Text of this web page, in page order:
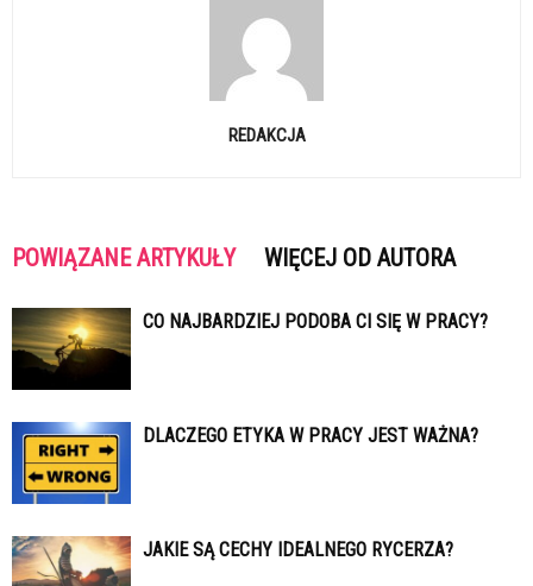
REDAKCJA
POWIĄZANE ARTYKUŁY WIĘCEJ OD AUTORA
CO NAJBARDZIEJ PODOBA CI SIĘ W PRACY?
DLACZEGO ETYKA W PRACY JEST WAŻNA?
JAKIE SĄ CECHY IDEALNEGO RYCERZA?